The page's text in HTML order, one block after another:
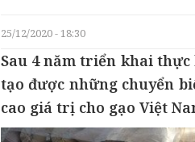
25/12/2020 - 18:30
Sau 4 năm triển khai thực
tạo được những chuyển
cao giá trị cho gạo Việt